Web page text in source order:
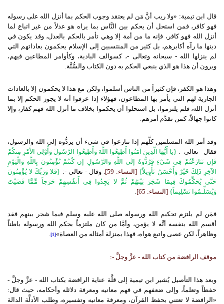
قال ابن تيمية: «ولا ريب أنَّ مَن لم يعتقد وجوب الحكم بما أنزل الله على رسوله
فهو كافر، فمن استحل أن يحكم بين النَّاس بما يراه هو عدلاً من غير اتباع لما
أنزل الله فهو كافر، فإنه ما من أمة إلا وهي تأمر بالحكم بالعدل، وقد يكون في
دينها ما رآه أكابرهم، بل كثير من المنتسبين إلى الإسلام يحكمون بعاداتهم التي
لم ينزلها الله - سبحانه وتعالى -، كسوالف البادية، وكأوامر المطاعين فيهم،
ويرون أن هذا هو الذي ينبغي الحكم به دون الكتاب والسُّنَّة.
وهذا هو الكفر، فإن كثيراً من الناس أسلموا، ولكن مع هذا لا يحكمون إلا بالعادات
الجارية لهم التي يأمر بها المطاعون، فهؤلاء إذا عرفوا أنه لا يجوز الحكم إلا بما
أنزل الله، فلم يلتزموا، بل استحلوا أن يحكموا بخلاف ما أنزل الله فهم كفار، وإلا
كانوا جهالاً، كمن تقدَّم أمرهم.
وقد أمر الله المسلمين كلَّهم إذا تنازعوا في شيء أن يردُّوه إلى الله والرسول،
فقال - تعالى -: {يَا أَيُّهَا الَّذِينَ آمَنُوا أَطِيعُوا اللَّهَ وَأَطِيعُوا الرَّسُولَ وَأُوْلِي الأَمْرِ مِنكُمْ
فَإن تَنَازَعْتُمْ فِي شَيْءٍ فَرُدُّوهُ إلَى اللَّهِ وَالرَّسُولِ إن كُنتُمْ تُؤْمِنُونَ بِاللَّهِ وَالْيَوْمِ
الآخِرِ ذَلِكَ خَيْرٌ وَأَحْسَنُ تَأْوِيلاً} [النساء: 59] . وقال - تعالى -: {فَلا وَرَبِّكَ لا يُؤْمِنُونَ
حَتَّى يُحَكِّمُوكَ فِيمَا شَجَرَ بَيْنَهُمْ ثُمَّ لا يَجِدُوا فِي أَنفُسِهِمْ حَرَجاً مِّمَّا قَضَيْتَ
وَيُسَلِّـمُوا تَسْلِيماً} [النساء: 65]
فمَن لم يلتزم تحكيم الله ورسوله صلى الله عليه وسلم فيما شجر بينهم فقد
أقسم الله بنفسه أنَّه لا يؤمن، وأمَّا من كان ملتزماً بحكم الله ورسوله باطناً
وظاهراً، لكن عصى واتبع هواه، فهذا بمنزلة أمثاله من العصاة»[1]
.
موقف الرافضة من كتاب الله - عزَّ وجلَّ -:
وبعد هذا التأصيل يُشير ابن تيمية إلى قلَّة عناية الرافضة بكتاب الله - عزَّ وجلَّ -
حفظاً وتعلماً، وإلى ضعفهم في فهم معانيه ومعرفة دلائله وأحكامه، حيث قال:
«الرافضة لا تعتني بحفظ القرآن، ومعرفة معانيه وتفسيره، وطلب الأدلَّة الدالة